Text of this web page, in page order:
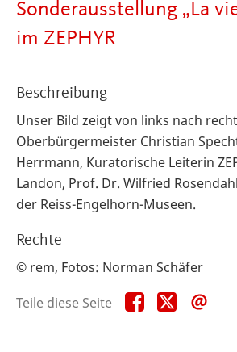
Sonderausstellung „La
im ZEPHYR
Beschreibung
Unser Bild zeigt von links nach
Oberbürgermeister Christian
Herrmann, Kuratorische Leiterin
Landon, Prof. Dr. Wilfried
der Reiss-Engelhorn-Museen.
Rechte
© rem, Fotos: Norman Schäfer
Teile diese Seite
Teile
diese
Teile
diese